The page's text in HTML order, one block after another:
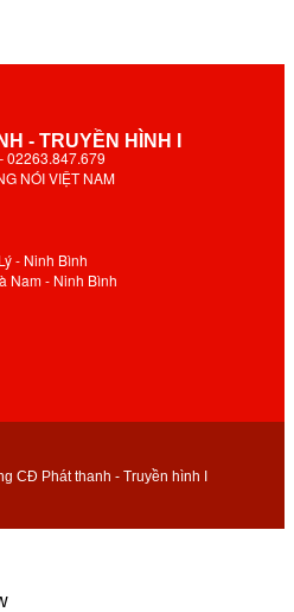
- TRUYỀN HÌNH I
02263.847.679
NÓI VIỆT NAM
- Ninh Bình
Nam - Ninh Bình
CĐ Phát thanh - Truyền hình I